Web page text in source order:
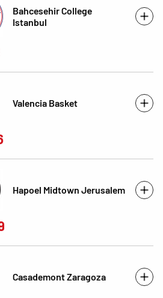
Bahcesehir College
Istanbul
Valencia Basket
Hapoel Midtown Jerusalem
Casademont Zaragoza